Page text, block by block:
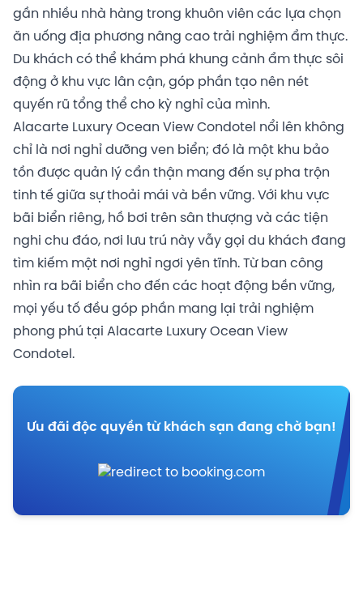
gần nhiều nhà hàng trong khuôn viên các lựa chọn
ăn uống địa phương nâng cao trải nghiệm ẩm thực.
Du khách có thể khám phá khung cảnh ẩm thực sôi
động ở khu vực lân cận, góp phần tạo nên nét
quyến rũ tổng thể cho kỳ nghỉ của mình.
Alacarte Luxury Ocean View Condotel nổi lên không
chỉ là nơi nghỉ dưỡng ven biển; đó là một khu bảo
tồn được quản lý cẩn thận mang đến sự pha trộn
tinh tế giữa sự thoải mái và bền vững. Với khu vực
bãi biển riêng, hồ bơi trên sân thượng và các tiện
nghi chu đáo, nơi lưu trú này vẫy gọi du khách đang
tìm kiếm một nơi nghỉ ngơi yên tĩnh. Từ ban công
nhìn ra bãi biển cho đến các hoạt động bền vững,
mọi yếu tố đều góp phần mang lại trải nghiệm
phong phú tại Alacarte Luxury Ocean View
Condotel.
Ưu đãi độc quyền từ khách sạn đang chờ bạn!